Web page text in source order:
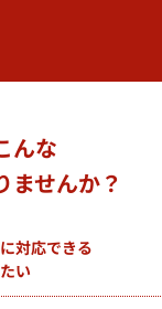
んな
ませんか？
対応できる
い